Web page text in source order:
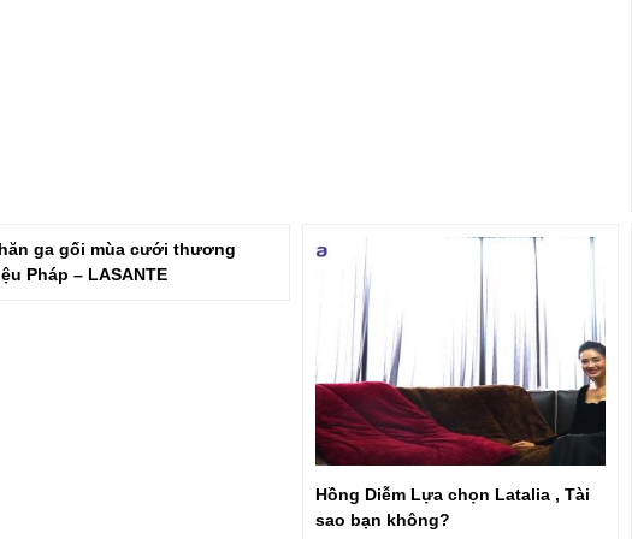
ga gối mùa cưới thương
Pháp – LASANTE
Hồng Diễm Lựa chọn Latalia , Tài
sao bạn không?